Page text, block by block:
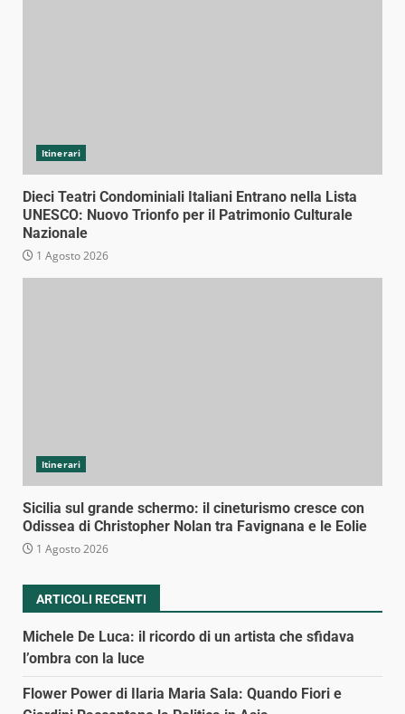
Itinerari
Dieci Teatri Condominiali Italiani Entrano nella Lista
UNESCO: Nuovo Trionfo per il Patrimonio Culturale
Nazionale
1 Agosto 2026
Itinerari
Sicilia sul grande schermo: il cineturismo cresce con
Odissea di Christopher Nolan tra Favignana e le Eolie
1 Agosto 2026
ARTICOLI RECENTI
Michele De Luca: il ricordo di un artista che sfidava
l’ombra con la luce
Flower Power di Ilaria Maria Sala: Quando Fiori e